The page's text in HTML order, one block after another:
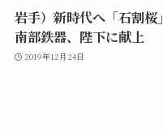
岩手）新時代へ「石割桜」
南部鉄器、陛下に献上
2019年12月24日